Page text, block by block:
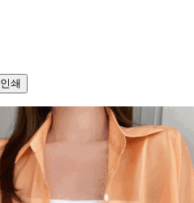
인쇄